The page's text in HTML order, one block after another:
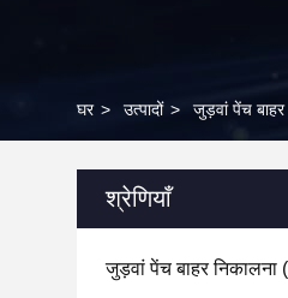
घर > उत्पादों > जुड़वां पेंच बाहर
श्रेणियाँ
जुड़वां पेंच बाहर निकालना